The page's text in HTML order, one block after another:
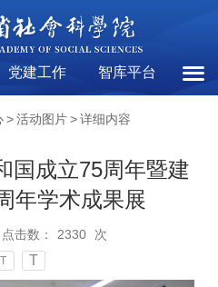
党建工作 智库平台
活动
> 活动图片 > 详细内容
国成立75周年暨建
年学术成果展
点击数： 2330 次
T T